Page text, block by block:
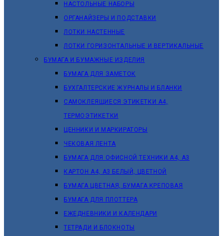
НАСТОЛЬНЫЕ НАБОРЫ
ОРГАНАЙЗЕРЫ И ПОДСТАВКИ
ЛОТКИ НАСТЕННЫЕ
ЛОТКИ ГОРИЗОНТАЛЬНЫЕ И ВЕРТИКАЛЬНЫЕ
БУМАГА И БУМАЖНЫЕ ИЗДЕЛИЯ
БУМАГА ДЛЯ ЗАМЕТОК
БУХГАЛТЕРСКИЕ ЖУРНАЛЫ И БЛАНКИ
САМОКЛЕЯЩИЕСЯ ЭТИКЕТКИ А4,
ТЕРМОЭТИКЕТКИ
ЦЕННИКИ И МАРКИРАТОРЫ
ЧЕКОВАЯ ЛЕНТА
БУМАГА ДЛЯ ОФИСНОЙ ТЕХНИКИ А4, А3
КАРТОН А4, А3 БЕЛЫЙ, ЦВЕТНОЙ
БУМАГА ЦВЕТНАЯ, БУМАГА КРЕПОВАЯ
БУМАГА ДЛЯ ПЛОТТЕРА
ЕЖЕДНЕВНИКИ И КАЛЕНДАРИ
ТЕТРАДИ И БЛОКНОТЫ